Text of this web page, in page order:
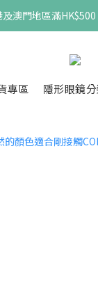
澳門地區滿
專區 隱形眼鏡